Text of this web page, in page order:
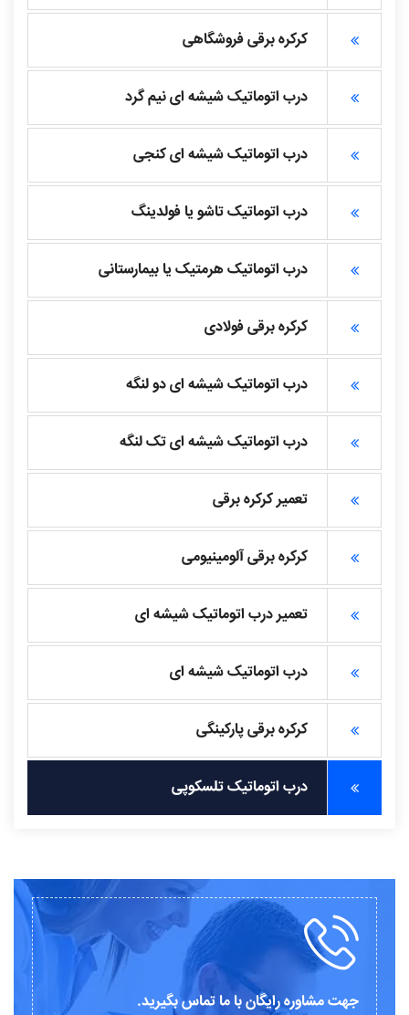
کرکره برقی فروشگاهی
درب اتوماتیک شیشه ای نیم گرد
درب اتوماتیک شیشه ای کنجی
درب اتوماتیک تاشو یا فولدینگ
درب اتوماتیک هرمتیک یا بیمارستانی
کرکره برقی فولادی
درب اتوماتیک شیشه ای دو لنگه
درب اتوماتیک شیشه ای تک لنگه
تعمیر کرکره برقی
کرکره برقی آلومینیومی
تعمیر درب اتوماتیک شیشه ای
درب اتوماتیک شیشه ای
کرکره برقی پارکینگی
درب اتوماتیک تلسکوپی
جهت مشاوره رایگان با ما تماس بگیرید.